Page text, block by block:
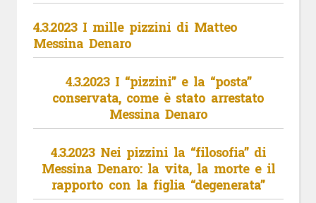
4.3.2023 I mille pizzini di Matteo
Messina Denaro
4.3.2023 I “pizzini” e la “posta”
conservata, come è stato arrestato
Messina Denaro
4.3.2023 Nei pizzini la “filosofia” di
Messina Denaro: la vita, la morte e il
rapporto con la figlia “degenerata”